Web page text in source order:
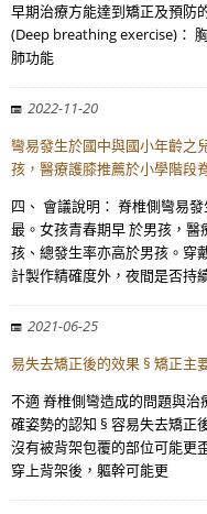
早期治療方能達到矯正及預防
(Deep breathing exercise)：
肺功能
2022-11-20
彎易發生於國中與國小年齡之
孩，醫療護膝推薦於小學階段
四、 會議說明： 脊椎側彎易
最。女孩青春期早 於男孩，
孩、總發生率亦高於男孩。穿
計製作精確度外，夜間是否持
2021-06-25
易失去矯正後的效果 § 矯正主
不適 脊椎側彎造成的問題與治
確姿勢的認知 § 容易失去矯正
沒有被背架包覆的部位可能更
穿上背架後，軀幹可能更